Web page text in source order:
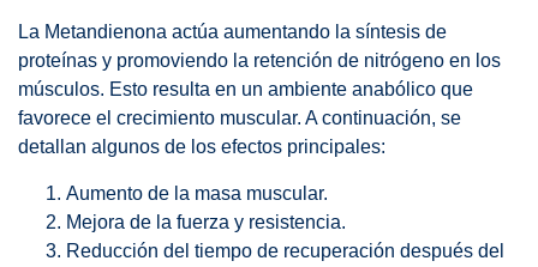
La Metandienona actúa aumentando la síntesis de
proteínas y promoviendo la retención de nitrógeno en los
músculos. Esto resulta en un ambiente anabólico que
favorece el crecimiento muscular. A continuación, se
detallan algunos de los efectos principales:
Aumento de la masa muscular.
Mejora de la fuerza y resistencia.
Reducción del tiempo de recuperación después del